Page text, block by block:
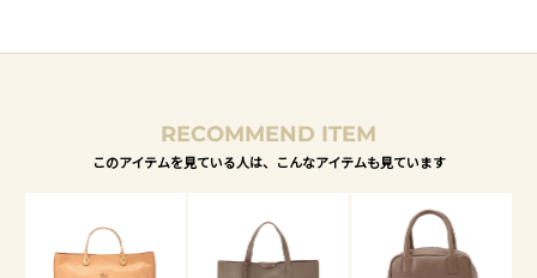
RECOMMEND ITEM
このアイテムを見ている人は、こんなアイテムも見ています